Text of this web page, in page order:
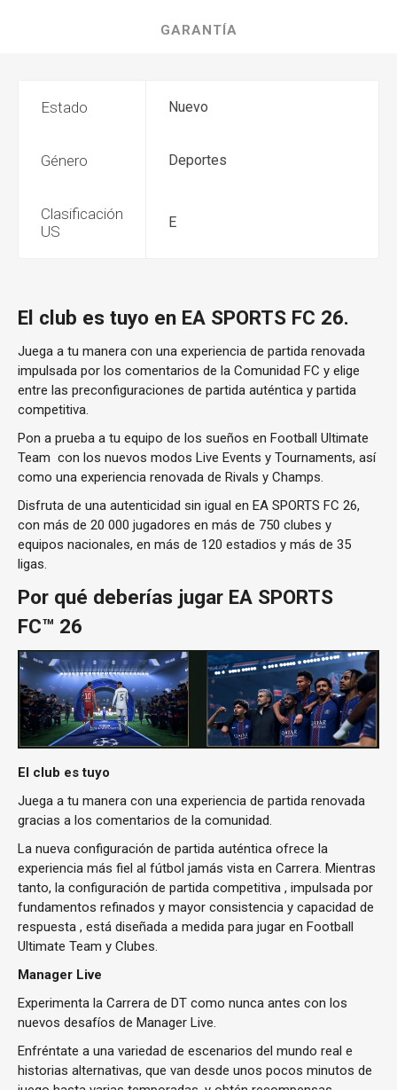
GARANTÍA
Estado Nuevo
Género Deportes
Clasificación
US
E
El club es tuyo en EA SPORTS FC 26.
Juega a tu manera con una experiencia de partida renovada
impulsada por los comentarios de la Comunidad FC y elige
entre las preconfiguraciones de partida auténtica y partida
competitiva.
Pon a prueba a tu equipo de los sueños en Football Ultimate
Team con los nuevos modos Live Events y Tournaments, así
como una experiencia renovada de Rivals y Champs.
Disfruta de una autenticidad sin igual en EA SPORTS FC 26,
con más de 20 000 jugadores en más de 750 clubes y
equipos nacionales, en más de 120 estadios y más de 35
ligas.
Por qué deberías jugar EA SPORTS
FC™ 26
El club es tuyo
Juega a tu manera con una experiencia de partida renovada
gracias a los comentarios de la comunidad.
La nueva configuración de partida auténtica ofrece la
experiencia más fiel al fútbol jamás vista en Carrera. Mientras
tanto, la configuración de partida competitiva , impulsada por
fundamentos refinados y mayor consistencia y capacidad de
respuesta , está diseñada a medida para jugar en Football
Ultimate Team y Clubes.
Manager Live
Experimenta la Carrera de DT como nunca antes con los
nuevos desafíos de Manager Live.
Enfréntate a una variedad de escenarios del mundo real e
historias alternativas, que van desde unos pocos minutos de